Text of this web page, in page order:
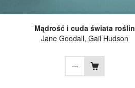
Mądrość i cuda świata roślin
Jane Goodall, Gail Hudson
...